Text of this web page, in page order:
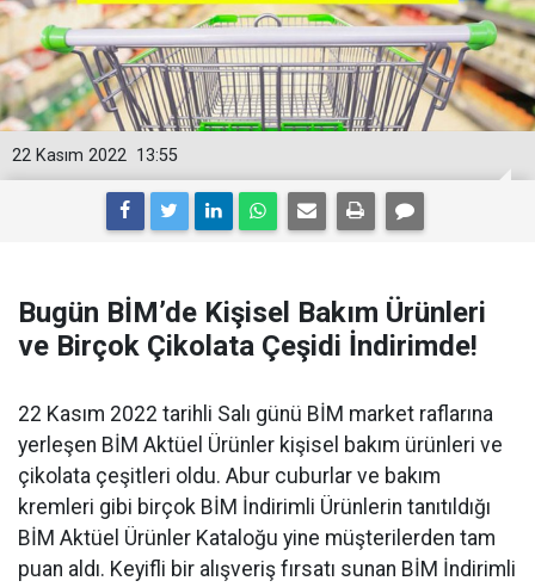
13:55
22 Kasım 2022
Bugün BİM’de Kişisel Bakım Ürünleri
ve Birçok Çikolata Çeşidi İndirimde!
22 Kasım 2022 tarihli Salı günü BİM market raflarına
yerleşen BİM Aktüel Ürünler kişisel bakım ürünleri ve
çikolata çeşitleri oldu. Abur cuburlar ve bakım
kremleri gibi birçok BİM İndirimli Ürünlerin tanıtıldığı
BİM Aktüel Ürünler Kataloğu yine müşterilerden tam
puan aldı. Keyifli bir alışveriş fırsatı sunan BİM İndirimli